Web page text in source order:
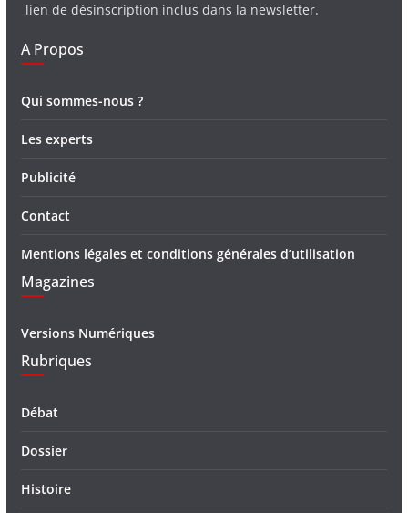
lien de désinscription inclus dans la newsletter.
A Propos
Qui sommes-nous ?
Les experts
Publicité
Contact
Mentions légales et conditions générales d’utilisation
Magazines
Versions Numériques
Rubriques
Débat
Dossier
Histoire